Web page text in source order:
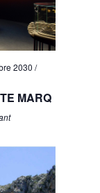
2030 /
MARQ